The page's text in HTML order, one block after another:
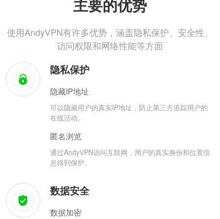
主要的优势
使用AndyVPN有许多优势，涵盖隐私保护、安全性、
访问权限和网络性能等方面
隐私保护
隐藏IP地址
可以隐藏用户的真实IP地址，防止第三方追踪用户的
在线活动。
匿名浏览
通过AndyVPN访问互联网，用户的真实身份和位置信
息得到保护。
数据安全
数据加密